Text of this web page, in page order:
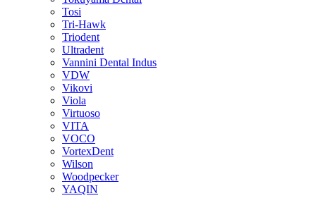
Tosi
Tri-Hawk
Triodent
Ultradent
Vannini Dental Indus
VDW
Vikovi
Viola
Virtuoso
VITA
VOCO
VortexDent
Wilson
Woodpecker
YAQIN